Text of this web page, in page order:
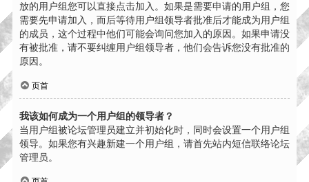
放的用户组您可以直接点击加入。如果是需要申请的用户组，您
需要先申请加入，而后等待用户组领导者批准后才能成为用户组
的成员，这个过程中他们可能会询问您加入的原因。如果申请没
有被批准，请不要纠缠用户组领导者，他们会告诉您没有批准的
原因。
页首
我该如何成为一个用户组的领导者？
当用户组被论坛管理员建立并初始化时，同时会设置一个用户组
领导。如果您有兴趣新建一个用户组，请首先站内短信联络论坛
管理员。